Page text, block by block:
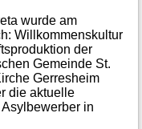
wurde am
Willkommenskultur
der
Gemeinde St.
Gerresheim
die aktuelle
in